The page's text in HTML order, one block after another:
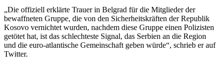
„Die offiziell erklärte Trauer in Belgrad für die Mitglieder der
bewaffneten Gruppe, die von den Sicherheitskräften der Republik
Kosovo vernichtet wurden, nachdem diese Gruppe einen Polizisten
getötet hat, ist das schlechteste Signal, das Serbien an die Region
und die euro-atlantische Gemeinschaft geben würde“, schrieb er auf
Twitter.